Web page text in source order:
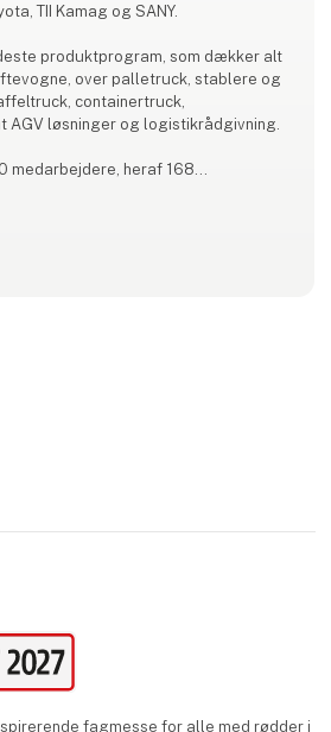
TII Kamag og SANY.
produktprogram, som dækker alt
over palletruck, stablere og
containertruck,
AGV løsninger og logistikrådgivning.
medarbejdere, heraf 168
i Danmark leveres af Toyota Material
fagmesse for alle med rødder i